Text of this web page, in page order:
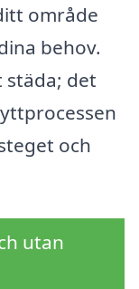
område
behov.
städa; det
och
utan